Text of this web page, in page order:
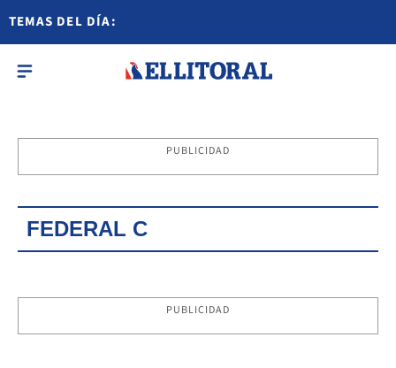
TEMAS DEL DÍA:
PUBLICIDAD
FEDERAL C
PUBLICIDAD